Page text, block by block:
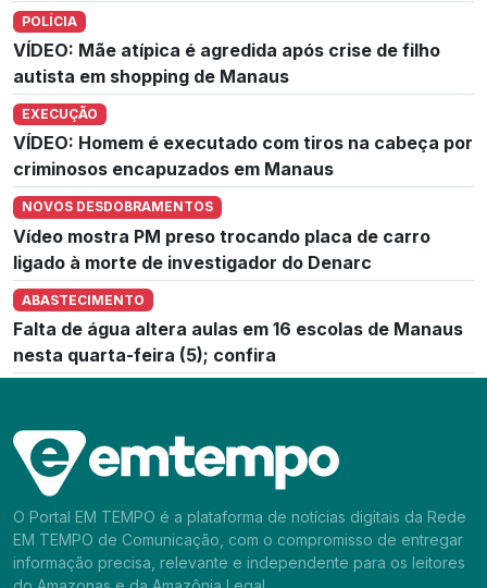
POLÍCIA
VÍDEO: Mãe atípica é agredida após crise de filho
autista em shopping de Manaus
EXECUÇÃO
VÍDEO: Homem é executado com tiros na cabeça por
criminosos encapuzados em Manaus
NOVOS DESDOBRAMENTOS
Vídeo mostra PM preso trocando placa de carro
ligado à morte de investigador do Denarc
ABASTECIMENTO
Falta de água altera aulas em 16 escolas de Manaus
nesta quarta-feira (5); confira
O Portal EM TEMPO é a plataforma de notícias digitais da Rede
EM TEMPO de Comunicação, com o compromisso de entregar
informação precisa, relevante e independente para os leitores